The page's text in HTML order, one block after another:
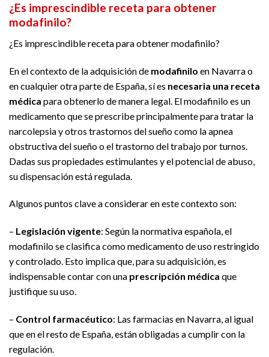
¿Es imprescindible receta para obtener
modafinilo?
¿Es imprescindible receta para obtener modafinilo?
En el contexto de la adquisición de modafinilo en Navarra o
en cualquier otra parte de España, sí es necesaria una receta
médica para obtenerlo de manera legal. El modafinilo es un
medicamento que se prescribe principalmente para tratar la
narcolepsia y otros trastornos del sueño como la apnea
obstructiva del sueño o el trastorno del trabajo por turnos.
Dadas sus propiedades estimulantes y el potencial de abuso,
su dispensación está regulada.
Algunos puntos clave a considerar en este contexto son:
– Legislación vigente: Según la normativa española, el
modafinilo se clasifica como medicamento de uso restringido
y controlado. Esto implica que, para su adquisición, es
indispensable contar con una prescripción médica que
justifique su uso.
– Control farmacéutico: Las farmacias en Navarra, al igual
que en el resto de España, están obligadas a cumplir con la
regulación.